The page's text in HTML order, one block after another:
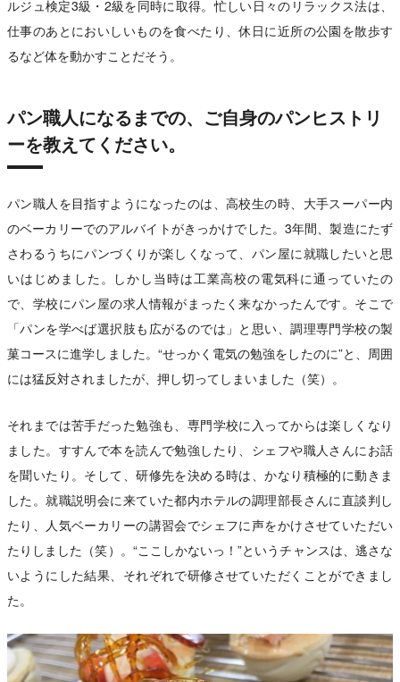
ルジュ検定3級・2級を同時に取得。忙しい日々のリラックス法は、
仕事のあとにおいしいものを食べたり、休日に近所の公園を散歩す
るなど体を動かすことだそう。
パン職人になるまでの、ご自身のパンヒストリ
ーを教えてください。
パン職人を目指すようになったのは、高校生の時、大手スーパー内
のベーカリーでのアルバイトがきっかけでした。3年間、製造にたず
さわるうちにパンづくりが楽しくなって、パン屋に就職したいと思
いはじめました。しかし当時は工業高校の電気科に通っていたの
で、学校にパン屋の求人情報がまったく来なかったんです。そこで
「パンを学べば選択肢も広がるのでは」と思い、調理専門学校の製
菓コースに進学しました。“せっかく電気の勉強をしたのに”と、周囲
には猛反対されましたが、押し切ってしまいました（笑）。
それまでは苦手だった勉強も、専門学校に入ってからは楽しくなり
ました。すすんで本を読んで勉強したり、シェフや職人さんにお話
を聞いたり。そして、研修先を決める時は、かなり積極的に動きま
した。就職説明会に来ていた都内ホテルの調理部長さんに直談判し
たり、人気ベーカリーの講習会でシェフに声をかけさせていただい
たりしました（笑）。“ここしかないっ！”というチャンスは、逃さな
いようにした結果、それぞれで研修させていただくことができまし
た。